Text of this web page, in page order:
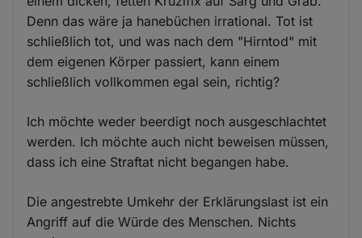
Denn das wäre ja hanebüchen irrational. Tot ist
schließlich tot, und was nach dem "Hirntod" mit
dem eigenen Körper passiert, kann einem
schließlich vollkommen egal sein, richtig?
Ich möchte weder beerdigt noch ausgeschlachtet
werden. Ich möchte auch nicht beweisen müssen,
dass ich eine Straftat nicht begangen habe.
Die angestrebte Umkehr der Erklärungslast ist ein
Angriff auf die Würde des Menschen. Nichts